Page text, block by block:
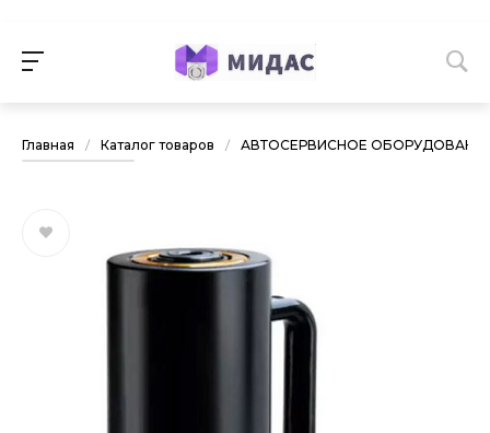
Главная / Каталог товаров / АВТОСЕРВИСНОЕ